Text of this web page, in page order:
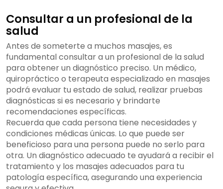
Consultar a un profesional de la
salud
Antes de someterte a muchos masajes, es
fundamental consultar a un profesional de la salud
para obtener un diagnóstico preciso. Un médico,
quiropráctico o terapeuta especializado en masajes
podrá evaluar tu estado de salud, realizar pruebas
diagnósticas si es necesario y brindarte
recomendaciones específicas.
Recuerda que cada persona tiene necesidades y
condiciones médicas únicas. Lo que puede ser
beneficioso para una persona puede no serlo para
otra. Un diagnóstico adecuado te ayudará a recibir el
tratamiento y los masajes adecuados para tu
patología específica, asegurando una experiencia